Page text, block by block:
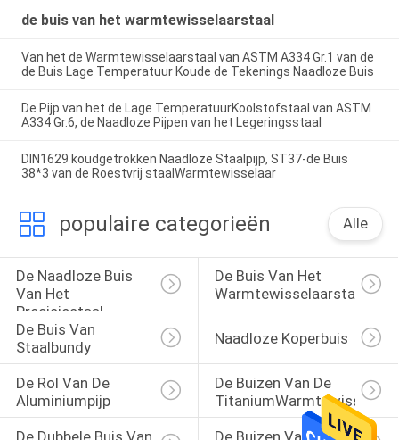
de buis van het warmtewisselaarstaal
Van het de Warmtewisselaarstaal van ASTM A334 Gr.1 van de
de Buis Lage Temperatuur Koude de Tekenings Naadloze Buis
De Pijp van het de Lage TemperatuurKoolstofstaal van ASTM
A334 Gr.6, de Naadloze Pijpen van het Legeringsstaal
DIN1629 koudgetrokken Naadloze Staalpijp, ST37-de Buis
38*3 van de Roestvrij staalWarmtewisselaar
populaire categorieën Alle
De Naadloze Buis
Van Het
Precisiestaal
De Buis Van Het
Warmtewisselaarstaal
De Buis Van
Staalbundy
Naadloze Koperbuis
De Rol Van De
Aluminiumpijp
De Buizen Van De
TitaniumWarmtewisselaar
De Dubbele Buis Van
De Buizen Van Het